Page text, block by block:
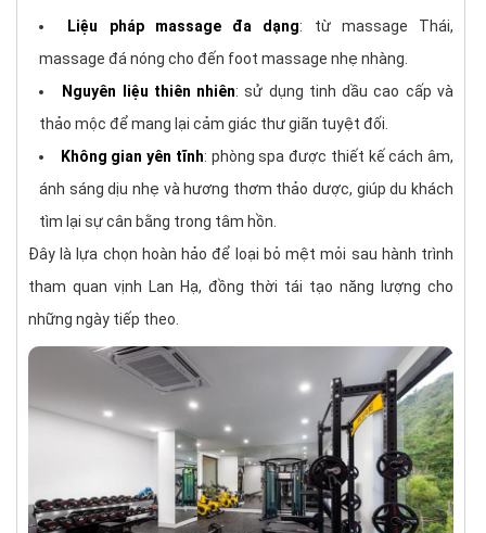
Liệu pháp massage đa dạng: từ massage Thái,
massage đá nóng cho đến foot massage nhẹ nhàng.
Nguyên liệu thiên nhiên: sử dụng tinh dầu cao cấp và
thảo mộc để mang lại cảm giác thư giãn tuyệt đối.
Không gian yên tĩnh: phòng spa được thiết kế cách âm,
ánh sáng dịu nhẹ và hương thơm thảo dược, giúp du khách
tìm lại sự cân bằng trong tâm hồn.
Đây là lựa chọn hoàn hảo để loại bỏ mệt mỏi sau hành trình
tham quan vịnh Lan Hạ, đồng thời tái tạo năng lượng cho
những ngày tiếp theo.